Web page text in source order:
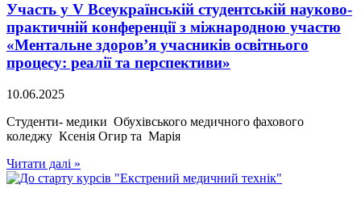
Участь у V Всеукраїнській студентській науково-
практичній конференції з міжнародною участю
«Ментальне здоров’я учасників освітнього
процесу: реалії та перспективи»
10.06.2025
Студенти- медики Обухівського медичного фахового
коледжу Ксенія Огир та Марія
Читати далі »